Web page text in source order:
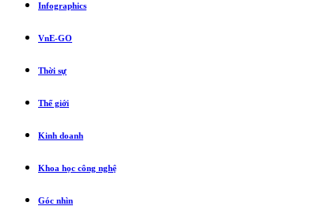
Infographics
VnE-GO
Thời sự
Thế giới
Kinh doanh
Khoa học công nghệ
Góc nhìn